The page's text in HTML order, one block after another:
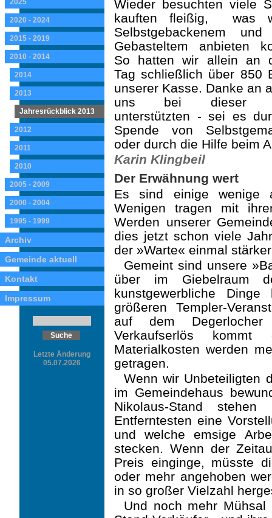
2025
2020 - 2024
2015 - 2019
2010 - 2014
2014
2013
Jahresrückblick 2013
2012
2011
2010
2005 - 2009
2000 - 2004
1995 - 1999
Archiv
Gemeinde aktuell
Kontakt
Impressum
Letzte Änderung
05.07.2026
Wieder besuchten viele
kauften fleißig, was
Selbstgebackenem und
Gebastel­tem anbieten
So hatten wir allein an
Tag schließlich über 850
unserer Kasse. Danke an
uns bei dieser
unterstützten - sei es
Spende von
oder durch die Hilfe beim
Karin Klingbeil
Der Erwähnung wert
Es sind einige wenige
Wenigen tragen mit
Werden unserer
dies jetzt schon viele
der »Warte« einmal
Gemeint sind unsere
über im Giebelraum
kunstgewerbliche
größeren Templer-
auf dem Degerlocher
Verkaufserlös kommt
Materialkosten werden
getragen.
Wenn wir Unbeteiligten
im Gemeindehaus
Nikolaus-Stand
Entferntesten eine
und welche emsige
stecken. Wenn der
Preis einginge, müsste
oder mehr angehoben
in so großer Vielzahl
Und noch mehr Mühsal